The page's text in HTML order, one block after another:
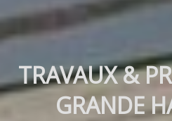
TRAVAUX &
GRANDE